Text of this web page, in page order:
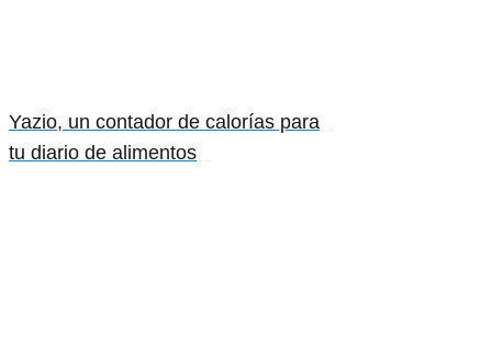
Yazio, un contador de calorías para
tu diario de alimentos